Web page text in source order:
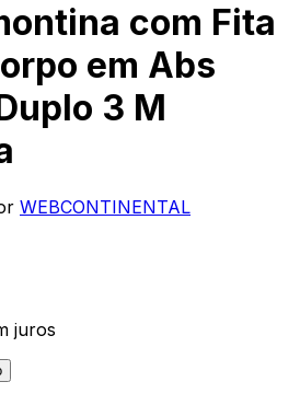
com Fita
em Abs
3 M
WEBCONTINENTAL
juros